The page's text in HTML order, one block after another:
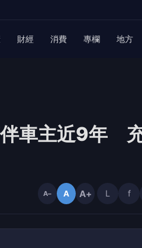
財經 消費 專欄 地方
伴車主近9年
A− A A+ L f